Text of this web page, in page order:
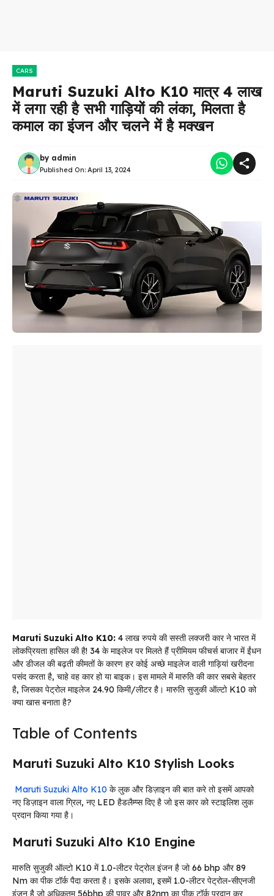
CARS
Maruti Suzuki Alto K10 मात्र 4 लाख
में लगा रही है सभी गाड़ियों की लंका, मिलता है
कमाल का इंजन और चलने में है मक्खन
by admin
Published On: April 13, 2024
Maruti Suzuki Alto K10: 4 लाख रुपये की सस्ती लक्जरी कार ने भारत में
लोकप्रियता हासिल की है! 34 के माइलेज पर मिलते हैं प्रीमियम फीचर्स बाजार में ईंधन
और डीजल की बढ़ती कीमतों के कारण हर कोई अच्छे माइलेज वाली गाड़ियां खरीदना
पसंद करता है, चाहे वह कार हो या बाइक। इस मामले में मारुति की कार सबसे बेहतर
है, जिसका पेट्रोल माइलेज 24.90 किमी/लीटर है। मारुति सुजुकी ऑल्टो K10 को
क्या खास बनाता है?
Table of Contents
Maruti Suzuki Alto K10 Stylish Looks
Maruti Suzuki Alto K10 के लुक और डिज़ाइन की बात करे तो इसमें आपको
नए डिज़ाइन वाला ग्रिल, नए LED हैडलैम्प्स दिए है जो इस कार को स्टाइलिश लुक
प्रदान किया गया है।
Maruti Suzuki Alto K10 Engine
मारुति सुजुकी ऑल्टो K10 में 1.0-लीटर पेट्रोल इंजन है जो 66 bhp और 89
Nm का पीक टॉर्क पैदा करता है। इसके अलावा, इसमें 1.0-लीटर पेट्रोल-सीएनजी